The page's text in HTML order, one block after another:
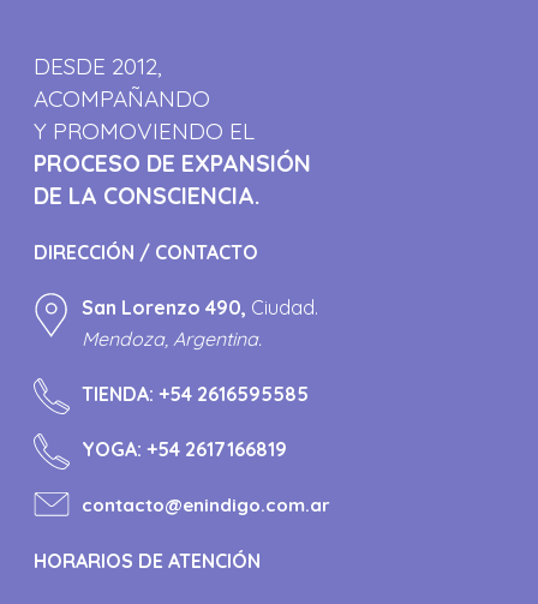
DESDE 2012,
ACOMPAÑANDO
Y PROMOVIENDO EL
PROCESO DE EXPANSIÓN
DE LA CONSCIENCIA.
DIRECCIÓN / CONTACTO
San Lorenzo 490, Ciudad.
Mendoza, Argentina.
TIENDA:+54 2616595585
YOGA:+54 2617166819
contacto@enindigo.com.ar
HORARIOS DE ATENCIÓN